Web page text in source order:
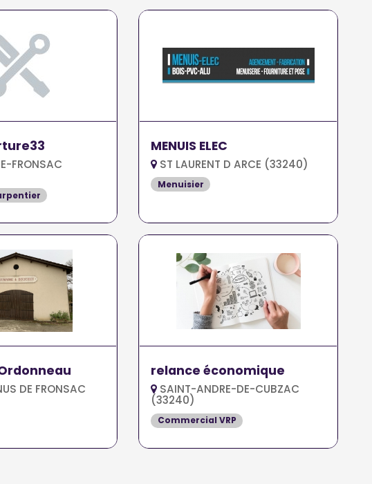
FRONSAC
MENUIS ELEC
ST LAURENT D ARCE (33240)
Menuisier
DE FRONSAC
relance économique
SAINT-ANDRE-DE-CUBZAC
(33240)
Commercial VRP